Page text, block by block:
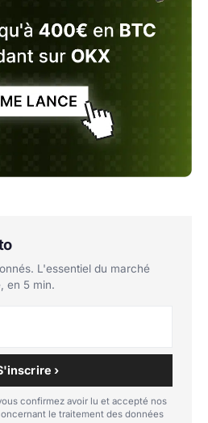
L'essentiel du marché
en 5 min.
›
confirmez avoir lu et accepté nos
le traitement des données